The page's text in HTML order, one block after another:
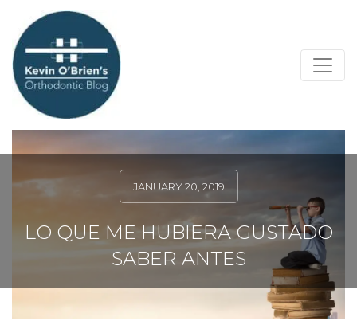
JANUARY 20, 2019
LO QUE ME HUBIERA GUSTADO
SABER ANTES